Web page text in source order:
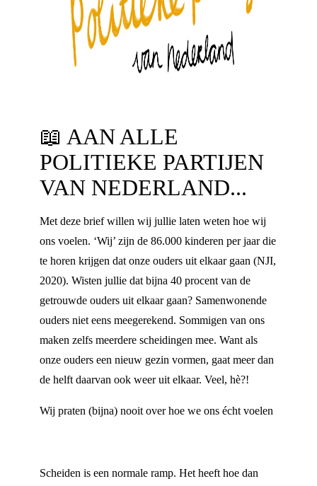
📖 AAN ALLE
POLITIEKE PARTIJEN
VAN NEDERLAND...
Met deze brief willen wij jullie laten weten hoe wij
ons voelen. ‘Wij’ zijn de 86.000 kinderen per jaar die
te horen krijgen dat onze ouders uit elkaar gaan (NJI,
2020). Wisten jullie dat bijna 40 procent van de
getrouwde ouders uit elkaar gaan? Samenwonende
ouders niet eens meegerekend. Sommigen van ons
maken zelfs meerdere scheidingen mee. Want als
onze ouders een nieuw gezin vormen, gaat meer dan
de helft daarvan ook weer uit elkaar. Veel, hè?!
Wij praten (bijna) nooit over hoe we ons écht voelen
Scheiden is een normale ramp. Het heeft hoe dan